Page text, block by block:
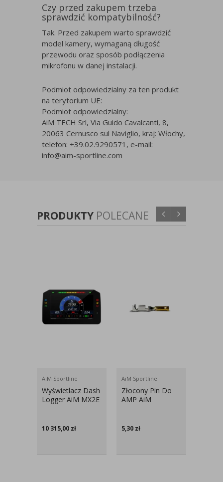
Czy przed zakupem trzeba
sprawdzić kompatybilność?
Tak. Przed zakupem warto sprawdzić
model kamery, wymaganą długość
przewodu oraz sposób podłączenia
mikrofonu w danej instalacji.
Podmiot odpowiedzialny za ten produkt
na terytorium UE:
Podmiot odpowiedzialny:
AiM TECH Srl, Via Guido Cavalcanti, 8,
20063 Cernusco sul Naviglio, kraj: Włochy,
telefon: +39.02.9290571, e-mail:
info@aim-sportline.com
PRODUKTY POLECANE
AiM Sportline
Wyświetlacz Dash
Logger AiM MX2E
10 315,00 zł
AiM Sportline
Złocony Pin Do
AMP AiM
5,30 zł